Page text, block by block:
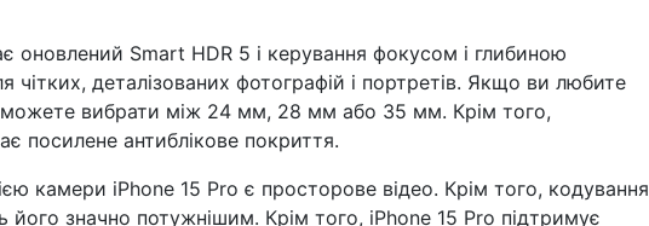
оновлений Smart HDR 5 і керування фокусом і глибиною
чітких, деталізованих фотографій і портретів. Якщо ви любите
можете вибрати між 24 мм, 28 мм або 35 мм. Крім того,
посилене антиблікове покриття.
камери iPhone 15 Pro є просторове відео. Крім того, кодування
його значно потужнішим. Крім того, iPhone 15 Pro підтримує